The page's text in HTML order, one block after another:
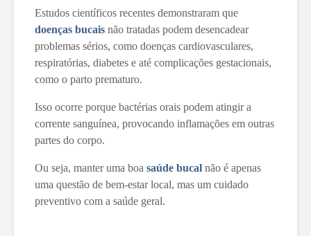
Estudos científicos recentes demonstraram que
doenças bucais não tratadas podem desencadear
problemas sérios, como doenças cardiovasculares,
respiratórias, diabetes e até complicações gestacionais,
como o parto prematuro.
Isso ocorre porque bactérias orais podem atingir a
corrente sanguínea, provocando inflamações em outras
partes do corpo.
Ou seja, manter uma boa saúde bucal não é apenas
uma questão de bem-estar local, mas um cuidado
preventivo com a saúde geral.